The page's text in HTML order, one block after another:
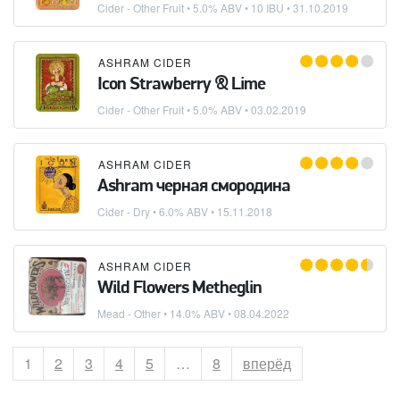
Cider - Other Fruit• 5.0% ABV • 10 IBU •31.10.2019
ASHRAM CIDER
Icon Strawberry & Lime
Cider - Other Fruit• 5.0% ABV •03.02.2019
ASHRAM CIDER
Ashram черная смородина
Cider - Dry• 6.0% ABV • 15.11.2018
ASHRAM CIDER
Wild Flowers Metheglin
Mead - Other• 14.0% ABV •08.04.2022
Страница
1 Страница
2 Страница
3 Страница
4 Страница
5 … Страница
8 вперёд